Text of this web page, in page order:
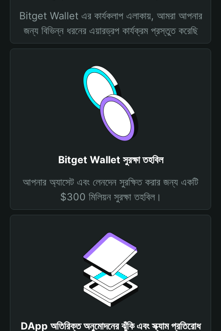
Bitget Wallet এর কার্যকলাপ এলাকায়, আমরা আপনার
জন্য বিভিন্ন ধরনের এয়ারড্রপ কার্যক্রম প্রস্তুত করেছি
Bitget Wallet সুরক্ষা তহবিল
আপনার অ্যাসেট এবং লেনদেন সুরক্ষিত করার জন্য একটি
$300 মিলিয়ন সুরক্ষা তহবিল।
DApp অতিরিক্ত অনুমোদনের ঝুঁকি এবং স্ক্যাম প্রতিরোধ